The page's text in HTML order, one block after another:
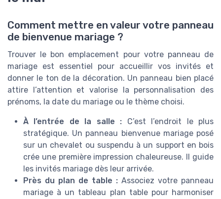
Comment mettre en valeur votre panneau
de bienvenue mariage ?
Trouver le bon emplacement pour votre panneau de
mariage est essentiel pour accueillir vos invités et
donner le ton de la décoration. Un panneau bien placé
attire l’attention et valorise la personnalisation des
prénoms, la date du mariage ou le thème choisi.
À l’entrée de la salle : C’est l’endroit le plus
stratégique. Un panneau bienvenue mariage posé
sur un chevalet ou suspendu à un support en bois
crée une première impression chaleureuse. Il guide
les invités mariage dès leur arrivée.
Près du plan de table : Associez votre panneau
mariage à un tableau plan table pour harmoniser